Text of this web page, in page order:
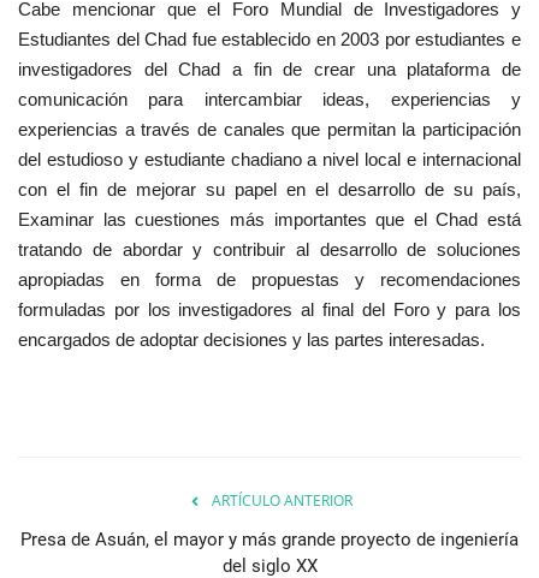
Cabe mencionar que el Foro Mundial de Investigadores y
Estudiantes del Chad fue establecido en 2003 por estudiantes e
investigadores del Chad a fin de crear una plataforma de
comunicación para intercambiar ideas, experiencias y
experiencias a través de canales que permitan la participación
del estudioso y estudiante chadiano a nivel local e internacional
con el fin de mejorar su papel en el desarrollo de su país,
Examinar las cuestiones más importantes que el Chad está
tratando de abordar y contribuir al desarrollo de soluciones
apropiadas en forma de propuestas y recomendaciones
formuladas por los investigadores al final del Foro y para los
encargados de adoptar decisiones y las partes interesadas.
ARTÍCULO ANTERIOR
Presa de Asuán, el mayor y más grande proyecto de ingeniería
del siglo XX